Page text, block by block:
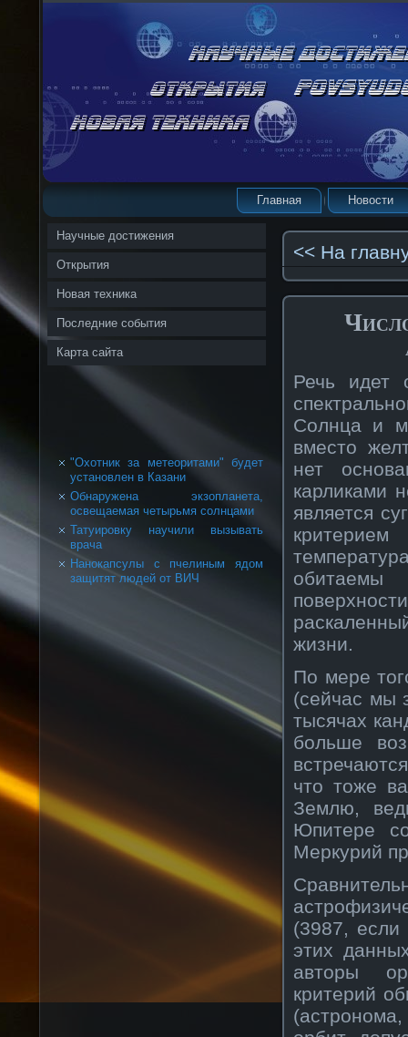
Главная Новости
Научные достижения
Открытия
Новая техника
Последние события
Карта сайта
"Охотник за метеоритами" будет
установлен в Казани
Обнаружена экзопланета,
освещаемая четырьмя солнцами
Татуировку научили вызывать
врача
Нанокапсулы с пчелиным ядом
защитят людей от ВИЧ
<< На
Речь идет
Солнца и
вместо
нет
карликами
является
жизни.
По мере
(сейчас мы
тысячах
больше
что тоже
Землю,
Юпитере
Меркурий
(3987, если
этих
авторы
критерий